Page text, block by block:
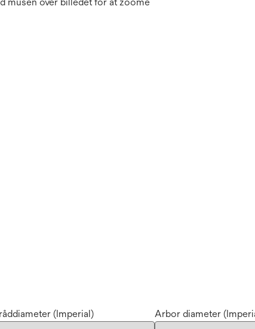
(Imperial) Arbor diameter